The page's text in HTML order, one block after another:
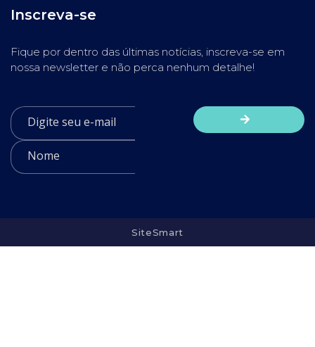
Inscreva-se
Fique por dentro das últimas notícias, inscreva-se em
nossa newsletter e não perca nenhum detalhe!
SiteSmart